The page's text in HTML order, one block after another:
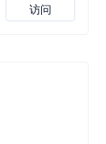
访问